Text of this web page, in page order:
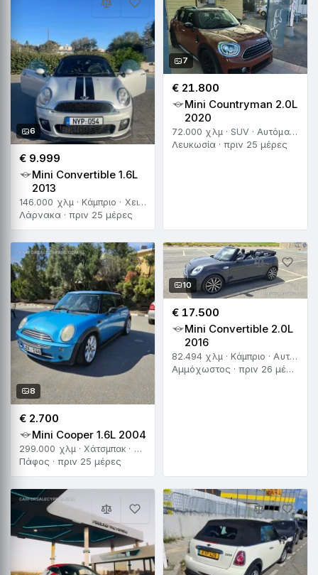
6
€ 9.999
Mini Convertible 1.6L
2013
146.000 χλμ · Κάμπριο · Χειροκίνητο
Λάρνακα · πριν 25 μέρες
7
€ 21.800
Mini Countryman 2.0L
2020
72.000 χλμ · SUV · Αυτόματο
Λευκωσία · πριν 25 μέρες
8
€ 2.700
Mini Cooper 1.6L 2004
299.000 χλμ · Χάτσμπακ · Αυτόματο
Πάφος · πριν 25 μέρες
10
€ 17.500
Mini Convertible 2.0L
2016
82.494 χλμ · Κάμπριο · Αυτόματο
Αμμόχωστος · πριν 26 μέρες